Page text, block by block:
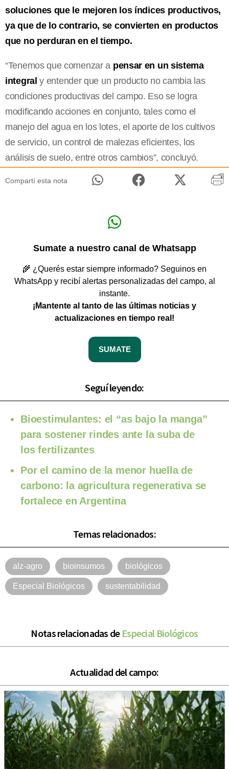
soluciones que le mejoren los índices productivos,
ya que de lo contrario, se convierten en productos
que no perduran en el tiempo.
“Tenemos que comenzar a pensar en un sistema
integral y entender que un producto no cambia las
condiciones productivas del campo. Eso se logra
modificando acciones en conjunto, tales como el
manejo del agua en los lotes, el aporte de los cultivos
de servicio, un control de malezas eficientes, los
análisis de suelo, entre otros cambios”, concluyó.
Compartí esta nota
Sumate a nuestro canal de Whatsapp
🌾 ¿Querés estar siempre informado? Seguinos en
WhatsApp y recibí alertas personalizadas del campo, al
instante.
¡Mantente al tanto de las últimas noticias y
actualizaciones en tiempo real!
SUMATE
Seguí leyendo:
Bioestimulantes: el “as bajo la manga”
para sostener rindes ante la suba de
los fertilizantes
Por el camino de la menor huella de
carbono: la agricultura regenerativa se
fortalece en Argentina
Temas relacionados:
alz-agro bioinsumos biológicos
Especial Biológicos sustentabilidad
Notas relacionadas de Especial Biológicos
Actualidad del campo: